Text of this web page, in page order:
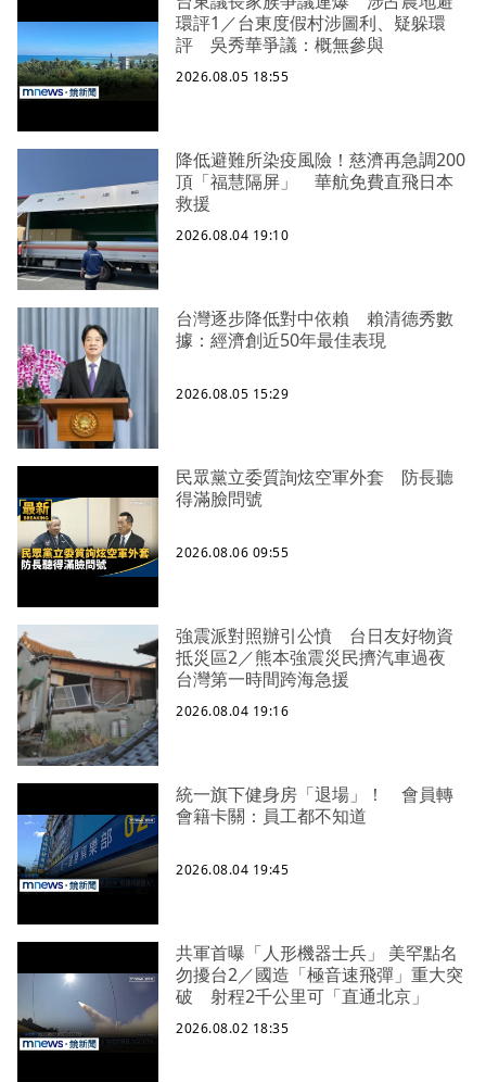
環評1／台東度假村涉圖利、疑躲環
評 吳秀華爭議：概無參與
2026.08.05 18:55
降低避難所染疫風險！慈濟再急調200
頂「福慧隔屏」 華航免費直飛日本
救援
2026.08.04 19:10
台灣逐步降低對中依賴 賴清德秀數
據：經濟創近50年最佳表現
2026.08.05 15:29
民眾黨立委質詢炫空軍外套 防長聽
得滿臉問號
2026.08.06 09:55
強震派對照辦引公憤 台日友好物資
抵災區2／熊本強震災民擠汽車過夜
台灣第一時間跨海急援
2026.08.04 19:16
統一旗下健身房「退場」！ 會員轉
會籍卡關：員工都不知道
2026.08.04 19:45
共軍首曝「人形機器士兵」 美罕點名
勿擾台2／國造「極音速飛彈」重大突
破 射程2千公里可「直通北京」
2026.08.02 18:35